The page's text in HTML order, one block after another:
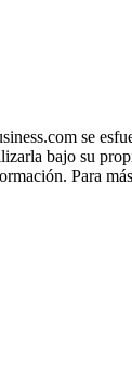
se
bajo su
Para